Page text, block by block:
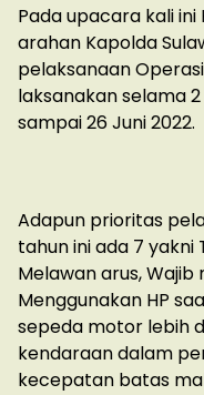
Pada upacara kali
arahan Kapolda
pelaksanaan
laksanakan selama
sampai 26 Juni 2022.
Adapun prioritas
tahun ini ada 7 yakni
Melawan arus,
Menggunakan HP
sepeda motor lebih
kendaraan dalam
kecepatan batas